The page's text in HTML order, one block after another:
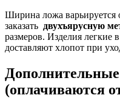
Ширина ложа
заказать двухъярусную
размеров. Изделия легкие
доставляют хлопот при
Дополнительные
(оплачиваются